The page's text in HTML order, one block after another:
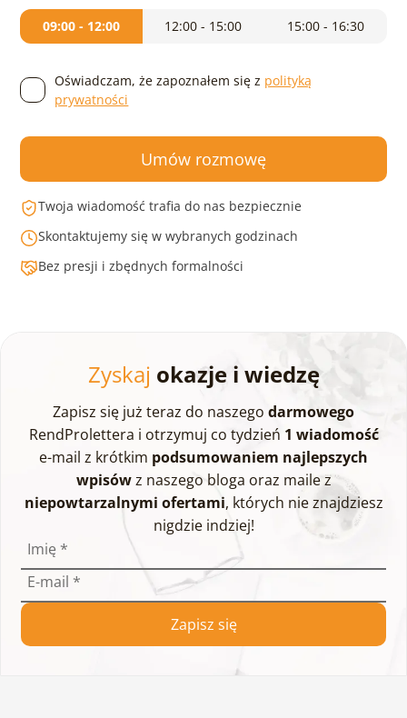
09:00 - 12:00 12:00 - 15:00 15:00 - 16:30
Oświadczam, że zapoznałem się z polityką
prywatności
Umów rozmowę
Twoja wiadomość trafia do nas bezpiecznie
Skontaktujemy się w wybranych godzinach
Bez presji i zbędnych formalności
Zyskaj okazje i wiedzę
Zapisz się już teraz do naszego darmowego
RendProlettera i otrzymuj co tydzień 1 wiadomość
e-mail z krótkim podsumowaniem najlepszych
wpisówz naszego bloga oraz maile z
niepowtarzalnymi ofertami, których nie znajdziesz
nigdzie indziej!
Imię *
E-mail *
Zapisz się